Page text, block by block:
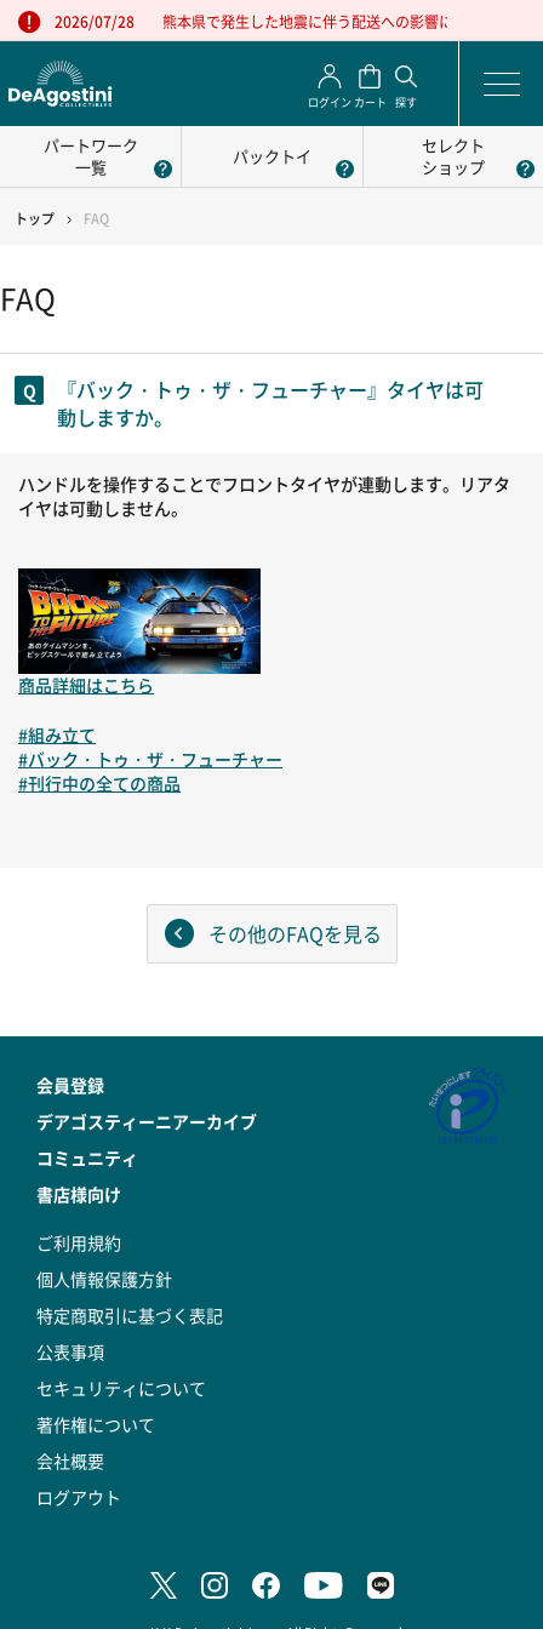
2026/07/28 熊本県で発生した地震に伴う配送への影響について
ログイン カート 探す
パートワーク
一覧
パックトイ
セレクト
ショップ
トップ FAQ
FAQ
『バック・トゥ・ザ・フューチャー』タイヤは可
動しますか。
ハンドルを操作することでフロントタイヤが連動します。リアタ
イヤは可動しません。
商品詳細はこちら
#組み立て
#バック・トゥ・ザ・フューチャー
#刊行中の全ての商品
その他のFAQを見る
会員登録
デアゴスティーニアーカイブ
コミュニティ
書店様向け
ご利用規約
個人情報保護方針
特定商取引に基づく表記
公表事項
セキュリティについて
著作権について
会社概要
ログアウト